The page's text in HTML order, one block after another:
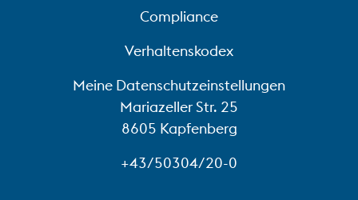
Compliance
Verhaltenskodex
Meine Datenschutzeinstellungen
Mariazeller Str. 25
8605 Kapfenberg
+43/50304/20-0